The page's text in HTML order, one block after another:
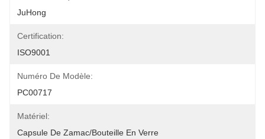
JuHong
Certification:
ISO9001
Numéro De Modèle:
PC00717
Matériel:
Capsule De Zamac/bouteille En Verre